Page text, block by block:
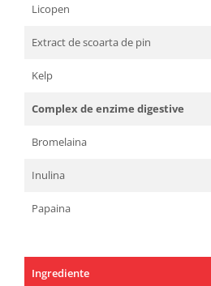
Licopen
Extract de scoarta de pin
Kelp
Complex de enzime digestive
Bromelaina
Inulina
Papaina
Ingrediente